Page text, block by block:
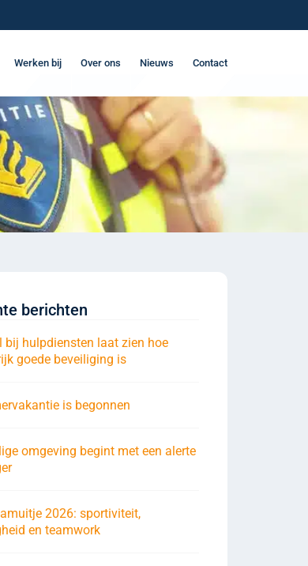
Werken bij Over ons Nieuws Contact
berichten
bij hulpdiensten laat zien hoe
goede beveiliging is
is begonnen
omgeving begint met een alerte
2026: sportiviteit,
en teamwork